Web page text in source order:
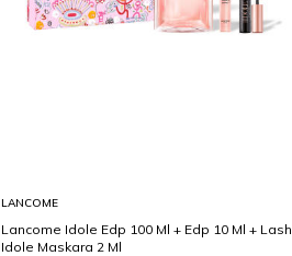
LANCOME
Lancome Idole Edp 100 Ml + Edp 10 Ml + Lash
Idole Maskara 2 Ml